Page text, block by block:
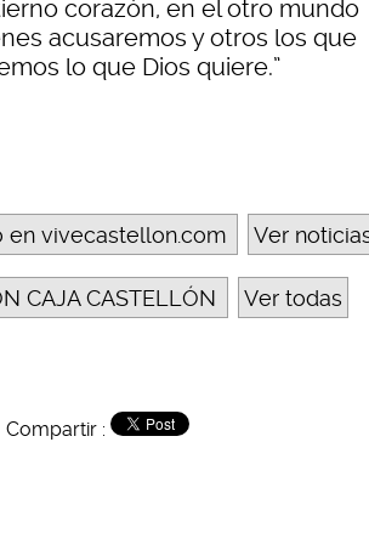
corazón, en el otro mundo
acusaremos y otros los que
lo que Dios quiere.”
en vivecastellon.com Ver
CAJA CASTELLÓN Ver todas
Compartir :